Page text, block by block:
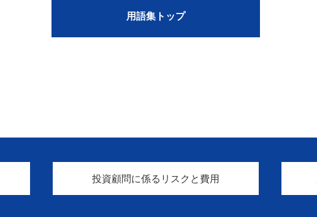
用語集トップ
投資顧問に係るリスクと費用